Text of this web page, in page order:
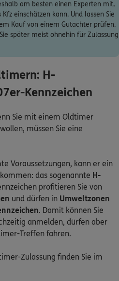
am besten einen Experten mit,
einschätzen kann. Und lassen Sie
Kauf von einem Gutachter prüfen.
später meist ohnehin für Zulassung
H-
Kennzeichen
Sie mit einem Oldtimer
müssen Sie eine
Voraussetzungen, kann er ein
das sogenannte H-
profitieren Sie von
und dürfen in Umweltzonen
. Damit können Sie
anmelden, dürfen aber
Treffen fahren.
Zulassung finden Sie im